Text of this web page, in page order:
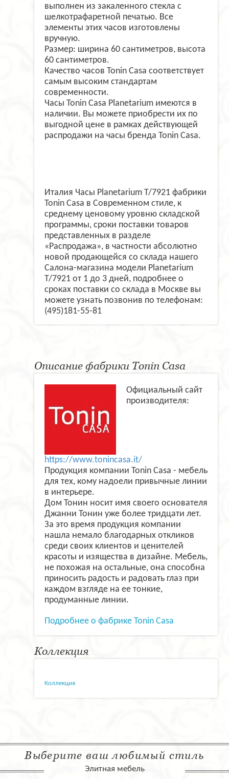
выполнен из закаленного стекла с
шелкотрафаретной печатью. Все
элементы этих часов изготовлены
вручную.
Размер: ширина 60 сантиметров, высота
60 сантиметров.
Качество часов Tonin Casa соответствует
самым высоким стандартам
современности.
Часы Tonin Casa Planetarium имеются в
наличии. Вы можете приобрести их по
выгодной цене в рамках действующей
распродажи на часы бренда Tonin Casa.
Италия Часы Planetarium T/7921 фабрики
Tonin Casa в Современном стиле, к
среднему ценовому уровню складской
программы, сроки поставки товаров
представленных в разделе
«Распродажа», в частности абсолютно
новой продающейся со склада нашего
Салона-магазина модели Planetarium
T/7921 от 1 до 3 дней, подробнее о
сроках поставки со склада в Москве вы
можете узнать позвонив по телефонам:
(495)181-55-81
Описание фабрики Tonin Casa
Официальный сайт
производителя:
https://www.tonincasa.it/
Продукция компании Tonin Casa - мебель
для тех, кому надоели привычные линии
в интерьере.
Дом Тонин носит имя своего основателя
Джанни Тонин уже более тридцати лет.
За это время продукция компании
нашла немало благодарных откликов
среди своих клиентов и ценителей
красоты и изящества в дизайне. Мебель,
не похожая на остальные, она способна
приносить радость и радовать глаз при
каждом взгляде на ее тонкие,
продуманные линии.
Подробнее о фабрике Tonin Casa
Коллекция
Коллекция
Выберите ваш любимый стиль
Элитная мебель